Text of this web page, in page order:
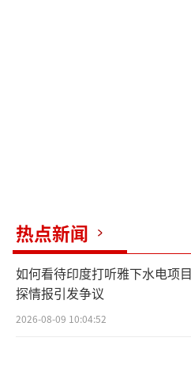
热点新闻
如何看待印度打听雅下水电项
探情报引发争议
2026-08-09 10:04:52